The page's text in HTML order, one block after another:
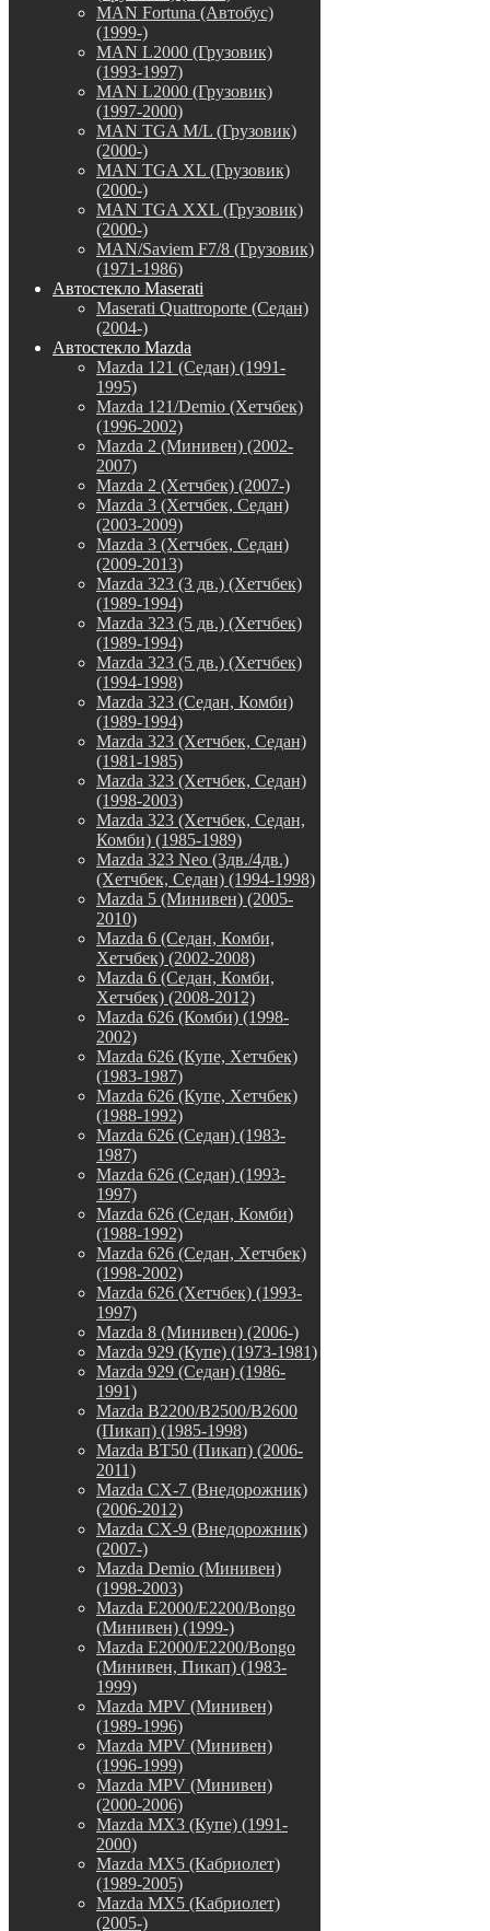
MAN Fortuna (Автобус)
(1999-)
MAN L2000 (Грузовик)
(1993-1997)
MAN L2000 (Грузовик)
(1997-2000)
MAN TGA M/L (Грузовик)
(2000-)
MAN TGA XL (Грузовик)
(2000-)
MAN TGA XXL (Грузовик)
(2000-)
MAN/Saviem F7/8 (Грузовик)
(1971-1986)
Автостекло Maserati
Maserati Quattroporte (Седан)
(2004-)
Автостекло Mazda
Mazda 121 (Седан) (1991-
1995)
Mazda 121/Demio (Хетчбек)
(1996-2002)
Mazda 2 (Минивен) (2002-
2007)
Mazda 2 (Хетчбек) (2007-)
Mazda 3 (Хетчбек, Седан)
(2003-2009)
Mazda 3 (Хетчбек, Седан)
(2009-2013)
Mazda 323 (3 дв.) (Хетчбек)
(1989-1994)
Mazda 323 (5 дв.) (Хетчбек)
(1989-1994)
Mazda 323 (5 дв.) (Хетчбек)
(1994-1998)
Mazda 323 (Седан, Комби)
(1989-1994)
Mazda 323 (Хетчбек, Седан)
(1981-1985)
Mazda 323 (Хетчбек, Седан)
(1998-2003)
Mazda 323 (Хетчбек, Седан,
Комби) (1985-1989)
Mazda 323 Neo (3дв./4дв.)
(Хетчбек, Седан) (1994-1998)
Mazda 5 (Минивен) (2005-
2010)
Mazda 6 (Седан, Комби,
Хетчбек) (2002-2008)
Mazda 6 (Седан, Комби,
Хетчбек) (2008-2012)
Mazda 626 (Комби) (1998-
2002)
Mazda 626 (Купе, Хетчбек)
(1983-1987)
Mazda 626 (Купе, Хетчбек)
(1988-1992)
Mazda 626 (Седан) (1983-
1987)
Mazda 626 (Седан) (1993-
1997)
Mazda 626 (Седан, Комби)
(1988-1992)
Mazda 626 (Седан, Хетчбек)
(1998-2002)
Mazda 626 (Хетчбек) (1993-
1997)
Mazda 8 (Минивен) (2006-)
Mazda 929 (Купе) (1973-1981)
Mazda 929 (Седан) (1986-
1991)
Mazda B2200/B2500/B2600
(Пикап) (1985-1998)
Mazda BT50 (Пикап) (2006-
2011)
Mazda CX-7 (Внедорожник)
(2006-2012)
Mazda CX-9 (Внедорожник)
(2007-)
Mazda Demio (Минивен)
(1998-2003)
Mazda E2000/E2200/Bongo
(Минивен) (1999-)
Mazda E2000/E2200/Bongo
(Минивен, Пикап) (1983-
1999)
Mazda MPV (Минивен)
(1989-1996)
Mazda MPV (Минивен)
(1996-1999)
Mazda MPV (Минивен)
(2000-2006)
Mazda MX3 (Купе) (1991-
2000)
Mazda MX5 (Кабриолет)
(1989-2005)
Mazda MX5 (Кабриолет)
(2005-)